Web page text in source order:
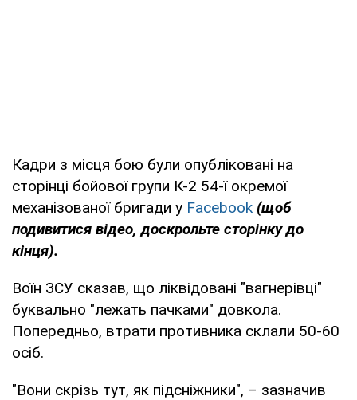
Кадри з місця бою були опубліковані на
сторінці бойової групи К-2 54-ї окремої
механізованої бригади у Facebook (щоб
подивитися відео, доскрольте сторінку до
кінця).
Воїн ЗСУ сказав, що ліквідовані "вагнерівці"
буквально "лежать пачками" довкола.
Попередньо, втрати противника склали 50-60
осіб.
"Вони скрізь тут, як підсніжники", – зазначив